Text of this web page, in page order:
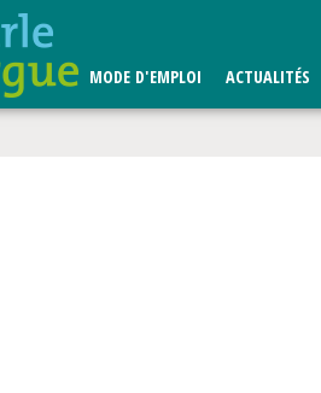
MODE D'EMPLOI ACTUALITÉS